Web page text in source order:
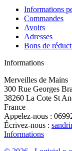
Informations
Commandes
Avoirs
Adresses
Bons de
Informations
Merveilles de Mains
300 Rue Georges
38260 La Cote St
France
Appelez-nous :
Écrivez-nous :
Informations